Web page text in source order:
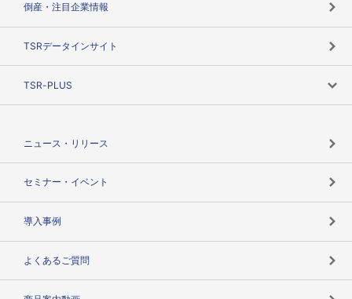
倒産・注目企業情報
TSRデータインサイト
TSR-PLUS
ニュース・リリース
セミナー・イベント
導入事例
よくあるご質問